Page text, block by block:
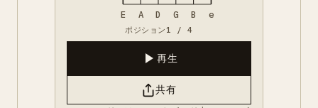
E A D G B e
ポジション1 / 4
再生
共有